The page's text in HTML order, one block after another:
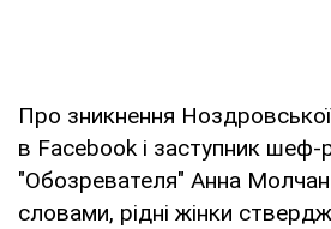
Про зникнення
в Facebook і заступник шеф-
"Обозревателя" Анна
словами, рідні жінки